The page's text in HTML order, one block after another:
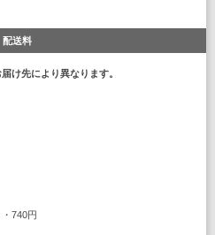
配送料
け先により異なります。
740円